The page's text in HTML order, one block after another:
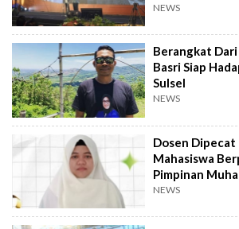
NEWS
Berangkat
Basri Siap
Sulsel
NEWS
Dosen Dipecat
Mahasiswa
Pimpinan
Investigasi
NEWS